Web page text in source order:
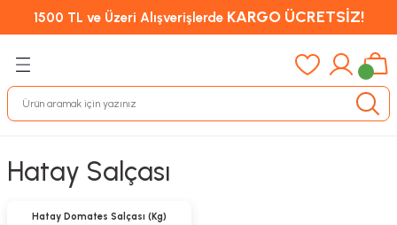
1500 TL ve Üzeri Alışverişlerde KARGO ÜCRETSİZ!
Hatay Salçası
Hatay Domates Salçası (Kg)